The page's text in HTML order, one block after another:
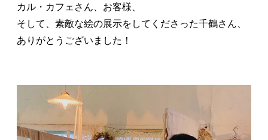
カル・カフェさん、お客様、
そして、素敵な絵の展示をしてくださった千鶴さん、
ありがとうございました！